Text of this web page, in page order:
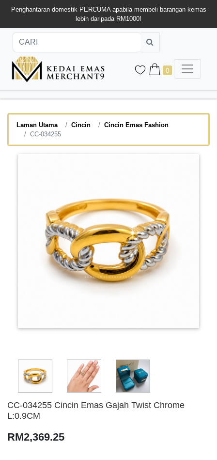
Penghantaran domestik PERCUMA apabila membeli barangan kemas
lebih daripada RM1000!
0
Laman Utama Cincin
Cincin Emas Fashion
CC-034255
CC-034255 Cincin Emas Gajah Twist Chrome
L:0.9CM
RM2,369.25